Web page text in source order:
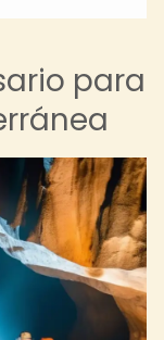
para